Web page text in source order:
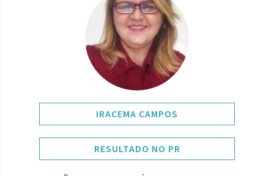
IRACEMA CAMPOS
RESULTADO NO PR